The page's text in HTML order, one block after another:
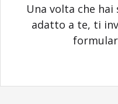
Una volta che
adatto a te, ti